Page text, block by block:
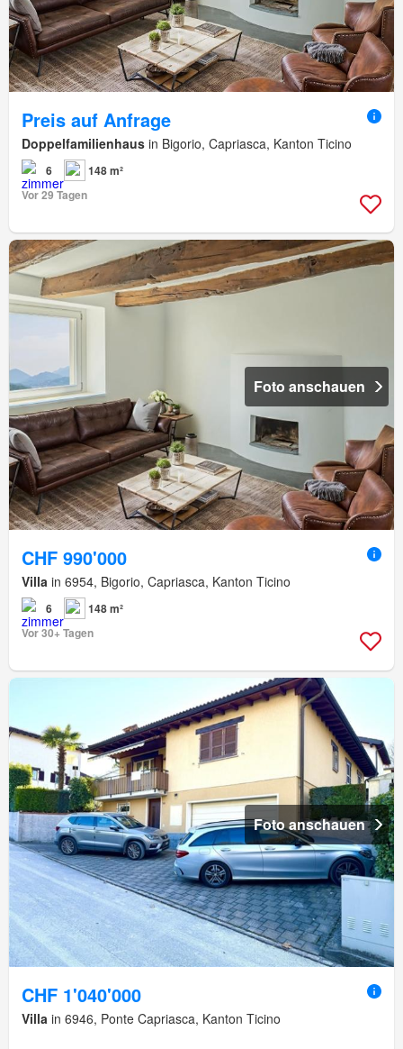
Preis auf Anfrage
Doppelfamilienhaus in Bigorio, Capriasca, Kanton Ticino
6
148 m²
Vor 29 Tagen
Foto anschauen
CHF 990'000
Villa in 6954, Bigorio, Capriasca, Kanton Ticino
6
148 m²
Vor 30+ Tagen
Foto anschauen
CHF 1'040'000
Villa in 6946, Ponte Capriasca, Kanton Ticino